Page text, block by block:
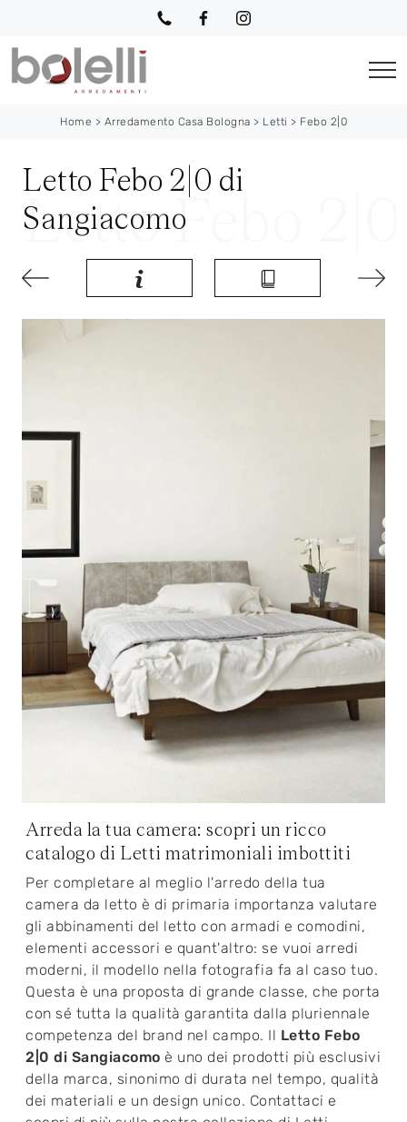
Home > Arredamento Casa Bologna > Letti > Febo 2|0
Letto Febo 2|0 di
Sangiacomo
Arreda la tua camera: scopri un ricco
catalogo di Letti matrimoniali imbottiti
Per completare al meglio l'arredo della tua
camera da letto è di primaria importanza valutare
gli abbinamenti del letto con armadi e comodini,
elementi accessori e quant'altro: se vuoi arredi
moderni, il modello nella fotografia fa al caso tuo.
Questa è una proposta di grande classe, che porta
con sé tutta la qualità garantita dalla pluriennale
competenza del brand nel campo. Il Letto Febo
2|0 di Sangiacomo è uno dei prodotti più esclusivi
della marca, sinonimo di durata nel tempo, qualità
dei materiali e un design unico. Contattaci e